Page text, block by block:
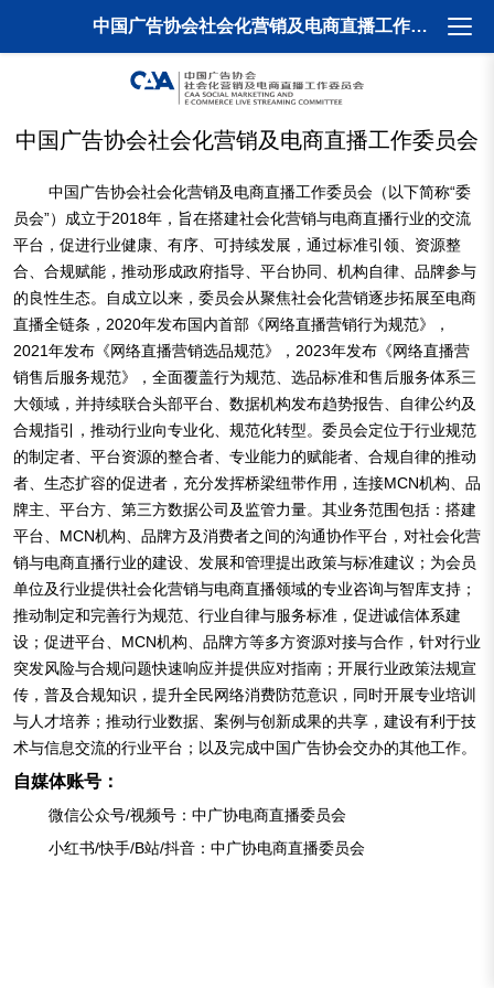
中国广告协会社会化营销及电商直播工作委员会 打开
中国广告协会社会化营销及电商直播工作委员会
中国广告协会社会化营销及电商直播工作委员会（以下简称“委
员会”）成立于2018年，旨在搭建社会化营销与电商直播行业的交流
平台，促进行业健康、有序、可持续发展，通过标准引领、资源整
合、合规赋能，推动形成政府指导、平台协同、机构自律、品牌参与
的良性生态。自成立以来，委员会从聚焦社会化营销逐步拓展至电商
直播全链条，2020年发布国内首部《网络直播营销行为规范》，
2021年发布《网络直播营销选品规范》，2023年发布《网络直播营
销售后服务规范》，全面覆盖行为规范、选品标准和售后服务体系三
大领域，并持续联合头部平台、数据机构发布趋势报告、自律公约及
合规指引，推动行业向专业化、规范化转型。委员会定位于行业规范
的制定者、平台资源的整合者、专业能力的赋能者、合规自律的推动
者、生态扩容的促进者，充分发挥桥梁纽带作用，连接MCN机构、品
牌主、平台方、第三方数据公司及监管力量。其业务范围包括：搭建
平台、MCN机构、品牌方及消费者之间的沟通协作平台，对社会化营
销与电商直播行业的建设、发展和管理提出政策与标准建议；为会员
单位及行业提供社会化营销与电商直播领域的专业咨询与智库支持；
推动制定和完善行为规范、行业自律与服务标准，促进诚信体系建
设；促进平台、MCN机构、品牌方等多方资源对接与合作，针对行业
突发风险与合规问题快速响应并提供应对指南；开展行业政策法规宣
传，普及合规知识，提升全民网络消费防范意识，同时开展专业培训
与人才培养；推动行业数据、案例与创新成果的共享，建设有利于技
术与信息交流的行业平台；以及完成中国广告协会交办的其他工作。
自媒体账号：
微信公众号/视频号：中广协电商直播委员会
小红书/快手/B站/抖音：中广协电商直播委员会